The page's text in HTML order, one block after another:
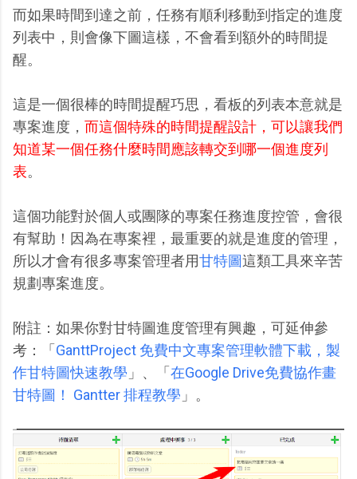
而如果時間到達之前，任務有順利移動到指定的進度
列表中，則會像下圖這樣，不會看到額外的時間提
醒。
這是一個很棒的時間提醒巧思，看板的列表本意就是
專案進度， 而這個特殊的時間提醒設計，可以讓我們
知道某一個任務什麼時間應該轉交到哪一個進度列
表。
這個功能對於個人或團隊的專案任務進度控管，會很
有幫助！因為在專案裡，最重要的就是進度的管理，
所以才會有很多專案管理者用甘特圖這類工具來辛苦
規劃專案進度。
附註：如果你對甘特圖進度管理有興趣，可延伸參
考：「GanttProject 免費中文專案管理軟體下載，製
作甘特圖快速教學 」、「在Google Drive免費協作畫
甘特圖！ Gantter 排程教學 」。